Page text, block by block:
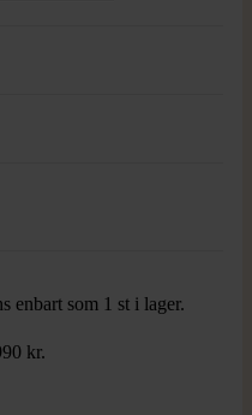
enbart som 1 st i lager.
kr.